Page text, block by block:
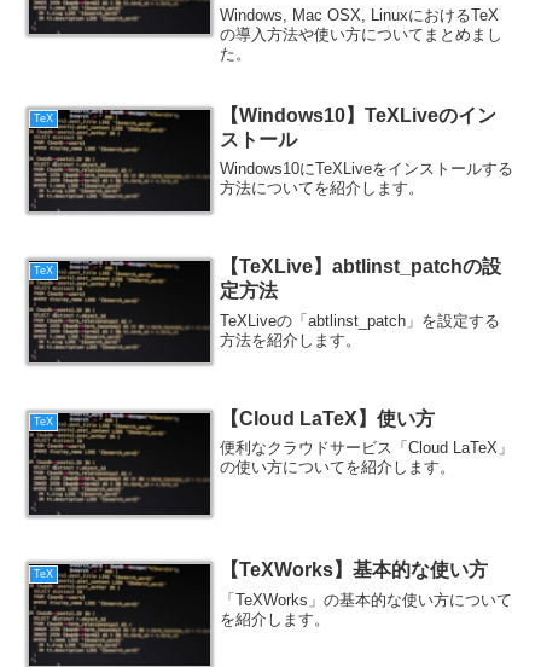
Windows, Mac OSX, LinuxにおけるTeX
の導入方法や使い方についてまとめまし
た。
TeX
【Windows10】TeXLiveのイン
ストール
Windows10にTeXLiveをインストールする
方法についてを紹介します。
TeX
【TeXLive】abtlinst_patchの設
定方法
TeXLiveの「abtlinst_patch」を設定する
方法を紹介します。
TeX 【Cloud LaTeX】使い方
便利なクラウドサービス「Cloud LaTeX」
の使い方についてを紹介します。
TeX 【TeXWorks】基本的な使い方
「TeXWorks」の基本的な使い方について
を紹介します。